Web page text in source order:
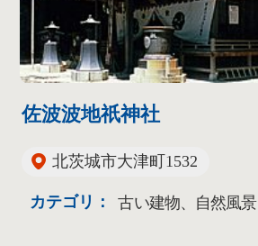
佐波波地祇神社
北茨城市大津町1532
カテゴリ： 古い建物、自然風景